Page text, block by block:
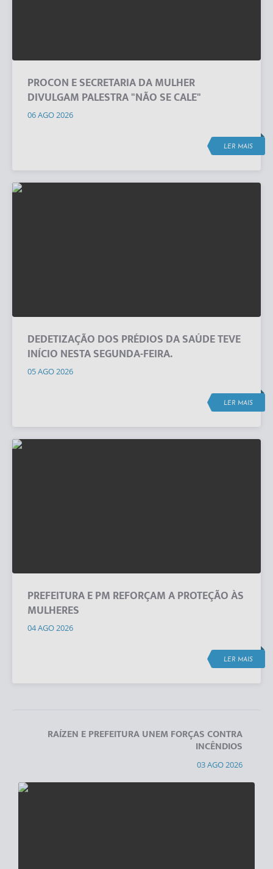
PROCON E SECRETARIA DA MULHER
DIVULGAM PALESTRA "NÃO SE CALE"
06 AGO 2026
LER MAIS
DEDETIZAÇÃO DOS PRÉDIOS DA SAÚDE TEVE
INÍCIO NESTA SEGUNDA-FEIRA.
05 AGO 2026
LER MAIS
PREFEITURA E PM REFORÇAM A PROTEÇÃO ÀS
MULHERES
04 AGO 2026
LER MAIS
RAÍZEN E PREFEITURA UNEM FORÇAS CONTRA
INCÊNDIOS
03 AGO 2026